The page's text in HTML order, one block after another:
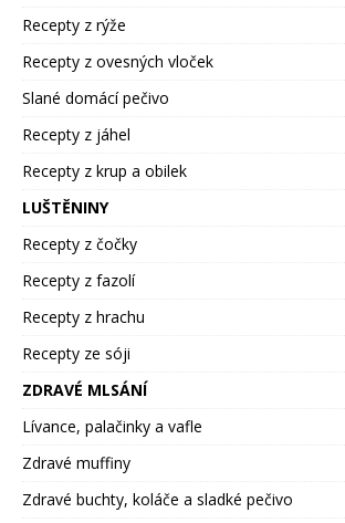
Recepty z rýže
Recepty z ovesných vloček
Slané domácí pečivo
Recepty z jáhel
Recepty z krup a obilek
LUŠTĚNINY
Recepty z čočky
Recepty z fazolí
Recepty z hrachu
Recepty ze sóji
ZDRAVÉ MLSÁNÍ
Lívance, palačinky a vafle
Zdravé muffiny
Zdravé buchty, koláče a sladké pečivo